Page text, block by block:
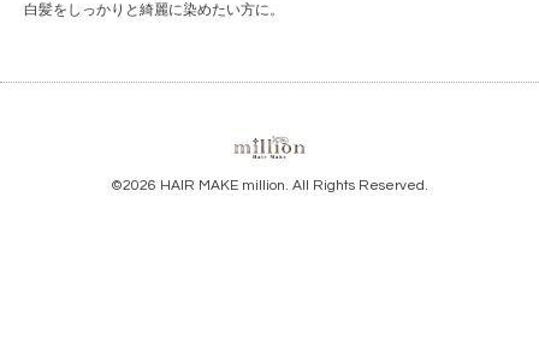
白髪をしっかりと綺麗に染めたい方に。
©2026 HAIR MAKE million. All Rights Reserved.